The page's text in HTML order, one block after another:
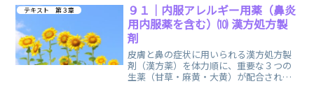
テキスト 第３章
９１｜内服アレルギー用薬（鼻炎
用内服薬を含む）⑽ 漢方処方製
剤
皮膚と鼻の症状に用いられる漢方処方製
剤（漢方薬）を体力順に、重要な３つの
生薬（甘草・麻黄・大黄）が配合されて